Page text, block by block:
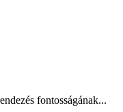
fontosságának...